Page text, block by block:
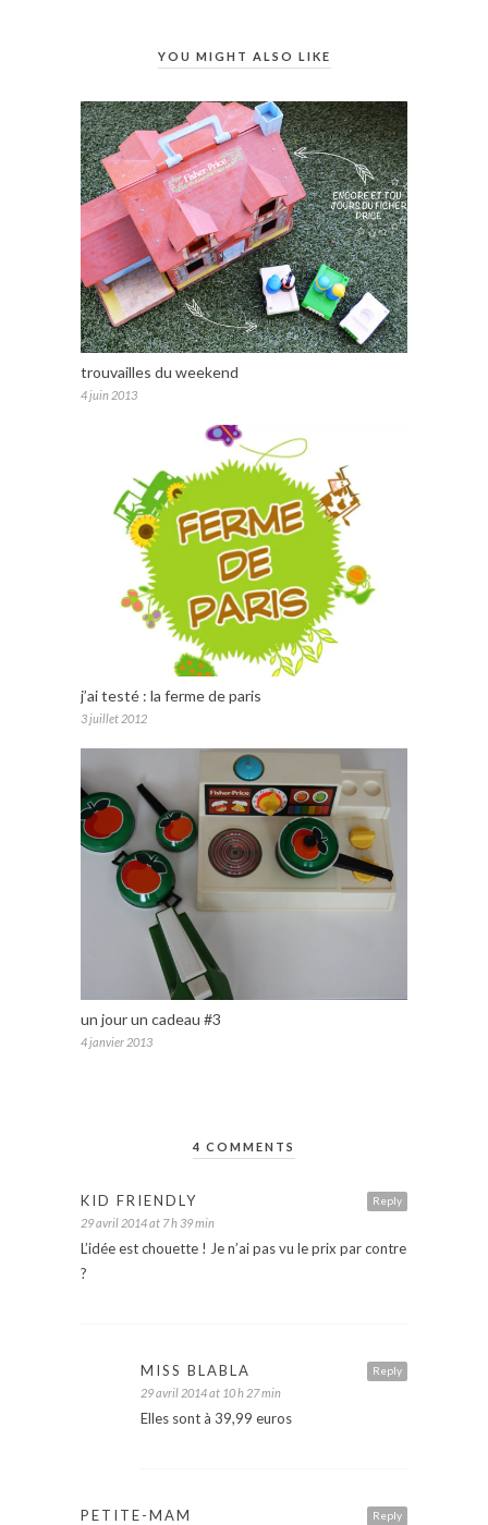
YOU MIGHT ALSO LIKE
trouvailles du weekend
4 juin 2013
j’ai testé : la ferme de paris
3 juillet 2012
un jour un cadeau #3
4 janvier 2013
4 COMMENTS
Reply
KID FRIENDLY
29 avril 2014 at 7 h 39 min
L’idée est chouette ! Je n’ai pas vu le prix par contre
?
Reply
MISS BLABLA
29 avril 2014 at 10 h 27 min
Elles sont à 39,99 euros
Reply
PETITE-MAM